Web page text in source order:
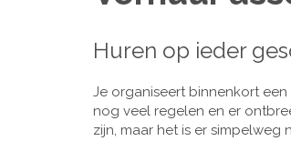
Huren op ieder
Je organiseert binnenkort
nog veel regelen en er
zijn, maar het is er simpelweg